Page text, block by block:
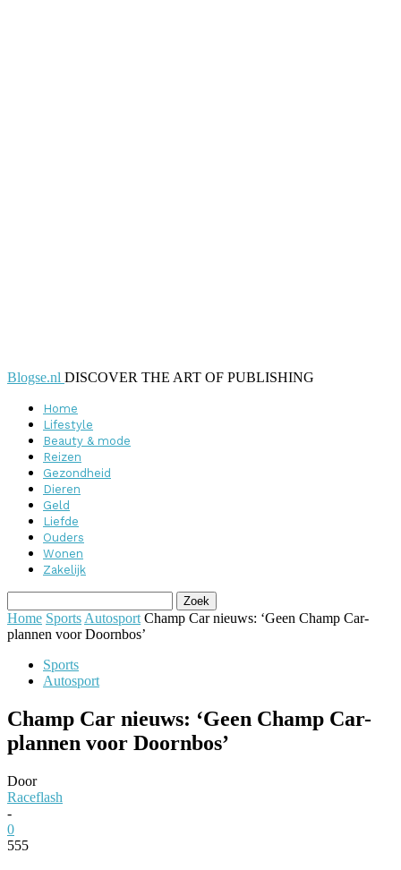
Blogse.nl DISCOVER THE ART OF PUBLISHING
Home
Lifestyle
Beauty & mode
Reizen
Gezondheid
Dieren
Geld
Liefde
Ouders
Wonen
Zakelijk
Home Sports Autosport Champ Car nieuws: ‘Geen Champ Car-
plannen voor Doornbos’
Sports
Autosport
Champ Car nieuws: ‘Geen Champ Car-
plannen voor Doornbos’
Door
Raceflash
-
0
555